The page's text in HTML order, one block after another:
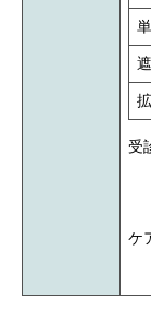
受
ケ